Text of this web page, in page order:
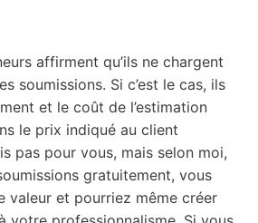
affirment qu’ils ne chargent
soumissions. Si c’est le cas, ils
et le coût de l’estimation
le prix indiqué au client
pas pour vous, mais selon moi,
gratuitement, vous
valeur et pourriez même créer